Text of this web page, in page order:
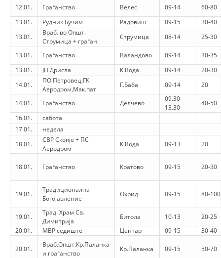
ORGANIZIMI DHE ZHVILLIMI
BORDI DREJTUES
KUVENDI
STRUKTURA DHE STRUKTURA ORGANIZATIVE
DISEMINIMI
DREJTA NDERKOMBETARE HUMANITARE
PËRDORIMIN DHE MBROJTJEN E STEMËS
PËRGATITSHMËRI DHE VEPRIM GJATË KATASTROFAVE
EKIPE PËRGJIGJE DISASTER
STACIONIN E UJIT SHPËTIMIT – VODNO
12.01.
Граѓанство Велес 09-14
60-80
13.01.
Рудник Бучим Радовиш 09-15
30-40
13.01.
Враб. во Општ.
Струмица + граѓан.
Струмица 08-14 25-30
13.01. Граѓанство Валандово 09-14
30-35
13.01.
ЈП Дрисла К.Вода 09-14
20-30
14.01.
ПО Петровец,ГК
Аеродром,Мак.пат
Г.Баба 09-14 20
14.01. Граѓанство Делчево
09.30-
13.30
40-50
16.01.
сабота
17.01.
недела
18.01.
СВР Скопје + ПС
Аеродром
К.Вода 09-13 20
18.01. Граѓанство Кратово 09-15 20-30
19.01.
Традиционална
Богојавление
Охрид 09-15 80-100
19.01.
Трад. Храм Св.
Димитрија
Битола 10-13
20-25
20.01.
МВР седиште Центар 09-15 30-40
20.01.
Враб.Општ.Кр.Паланка
и граѓанство
Кр.Паланка 09-15 50-70